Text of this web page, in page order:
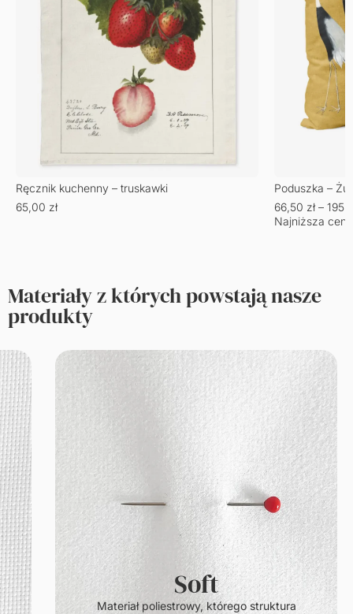
Ręcznik kuchenny – truskawki
65,00 zł
Poduszka –
66,50 zł –
Najniższa
Materiały z których powstają nasze
produkty
Soft
Materiał poliestrowy, którego struktura